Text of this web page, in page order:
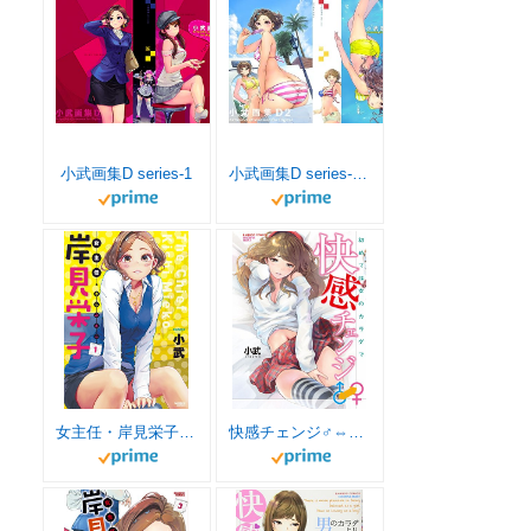
小武画集D series-1 小武画集D series-2 (小武総本家)
女主任・岸見栄子（１） (バンブーコミックス) 快感チェンジ♂⇔♀ (バンブーコミックス COLORFUL SELECT)